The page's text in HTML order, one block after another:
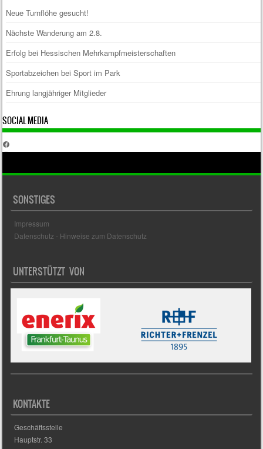
Neue Turnflöhe gesucht!
Nächste Wanderung am 2.8.
Erfolg bei Hessischen Mehrkampfmeisterschaften
Sportabzeichen bei Sport im Park
Ehrung langjähriger Mitglieder
SOCIAL MEDIA
Facebook
SONSTIGES
Impressum
Datenschutz - Hinweise zum Datenschutz
UNTERSTÜTZT VON
KONTAKTE
Geschäftsstelle
Hauptstr. 33